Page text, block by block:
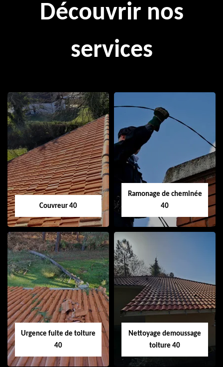
Découvrir nos
services
Couvreur 40
Couvreur 40
Ramonage de cheminée
40
Ramonage de
cheminée 40
Urgence fuite de toiture
40
Nettoyage demoussage
toiture 40